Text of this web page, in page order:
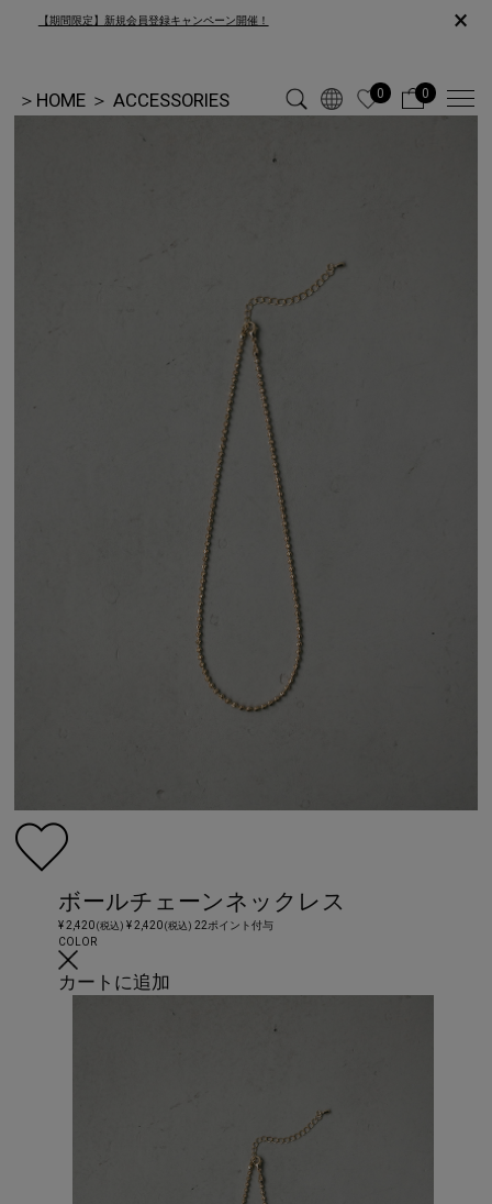
【期間限定】新規会員登録キャンペーン開催！ ×
＞ HOME ＞ ACCESSORIES 0 0
ボールチェーンネックレス
¥ 2,420(税込) ¥ 2,420(税込) 22ポイント付与
COLOR
カートに追加